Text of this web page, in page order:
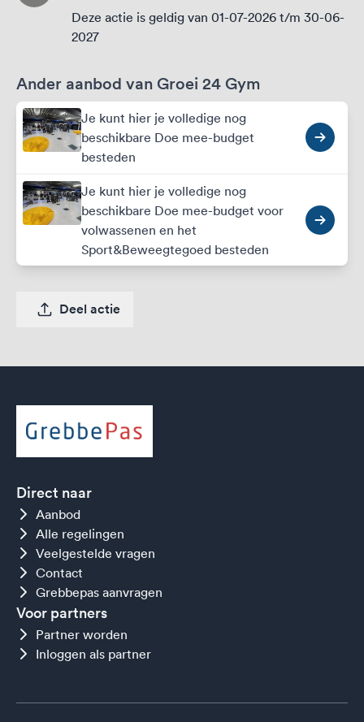
Deze actie is geldig van 01-07-2026 t/m 30-06-
2027
Ander aanbod van Groei 24 Gym
Je kunt hier je volledige nog
beschikbare Doe mee-budget
besteden
Je kunt hier je volledige nog
beschikbare Doe mee-budget voor
volwassenen en het
Sport&Beweegtegoed besteden
Deel actie
Direct naar
Aanbod
Alle regelingen
Veelgestelde vragen
Contact
Grebbepas aanvragen
Voor partners
Partner worden
Inloggen als partner